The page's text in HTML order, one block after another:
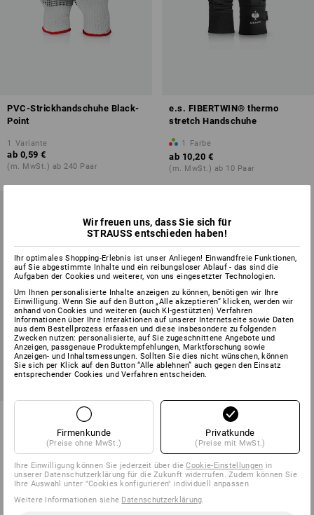
PVC-Strickhandschuhe Black-
Point
1 Variante
ab 0,59 €
(m. MwSt.) ab 240 Paar
e.s. FIBERTWIN® thermo
stretch Handschuhe
1 Farbe
ab 10,20 €
(m. MwSt.) ab 10 Paar
e.s. FIBERTWIN® microfleece
Farben
ab 5,88 €
(m. MwSt.) ab 12 Paar
Wir freuen uns, dass Sie sich für
STRAUSS entschieden haben!
Ihr optimales Shopping-Erlebnis ist unser Anliegen! Einwandfreie Funktionen,
auf Sie abgestimmte Inhalte und ein reibungsloser Ablauf - das sind die
Aufgaben der Cookies und weiterer, von uns eingesetzter Technologien.
Um Ihnen personalisierte Inhalte anzeigen zu können, benötigen wir Ihre
Einwilligung. Wenn Sie auf den Button „Alle akzeptieren“ klicken, werden wir
anhand von Cookies und weiteren (auch KI-gestützten) Verfahren
Informationen über Ihre Interaktionen auf unserer Internetseite sowie Daten
aus dem Bestellprozess erfassen und diese insbesondere zu folgenden
Zwecken nutzen: personalisierte, auf Sie zugeschnittene Angebote und
Anzeigen, passgenaue Produktempfehlungen, Marktforschung sowie
Anzeigen- und Inhaltsmessungen. Sollten Sie dies nicht wünschen, können
Sie sich per Klick auf den Button “Alle ablehnen” auch gegen den Einsatz
entsprechender Cookies und Verfahren entscheiden.
Firmenkunde
(Preise ohne MwSt.)
Privatkunde
(Preise mit MwSt.)
Ihre Einwilligung können Sie jederzeit über dieCookie-Einstellungen in
unserer Datenschutzerklärung für die Zukunft widerrufen. Zudem können Sie
Ihre Auswahl unter "Cookies konfigurieren" individuell anpassen
Weitere Informationen siehe Datenschutzerklärung